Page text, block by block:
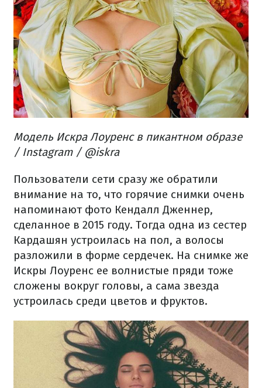
Модель Искра Лоуренс в пикантном образе
/ Instagram / @iskra
Пользователи сети сразу же обратили
внимание на то, что горячие снимки очень
напоминают фото Кендалл Дженнер,
сделанное в 2015 году. Тогда одна из сестер
Кардашян устроилась на пол, а волосы
разложили в форме сердечек. На снимке же
Искры Лоуренс ее волнистые пряди тоже
сложены вокруг головы, а сама звезда
устроилась среди цветов и фруктов.